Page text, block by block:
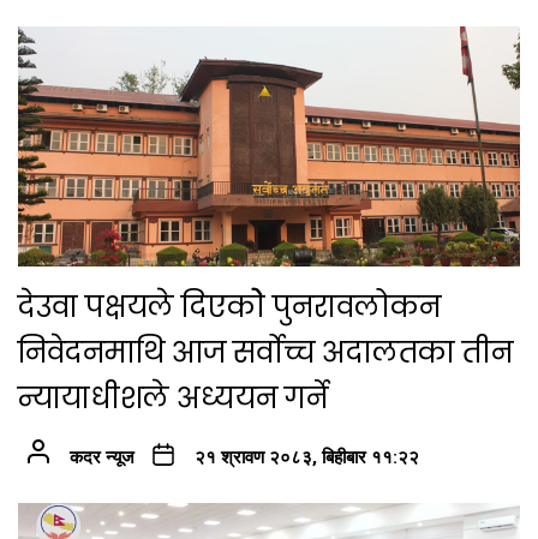
देउवा पक्षयले दिएकोे पुनरावलोकन
निवेदनमाथि आज सर्वोच्च अदालतका तीन
न्यायाधीशले अध्ययन गर्ने
कदर न्यूज २१ श्रावण २०८३, बिहीबार ११:२२